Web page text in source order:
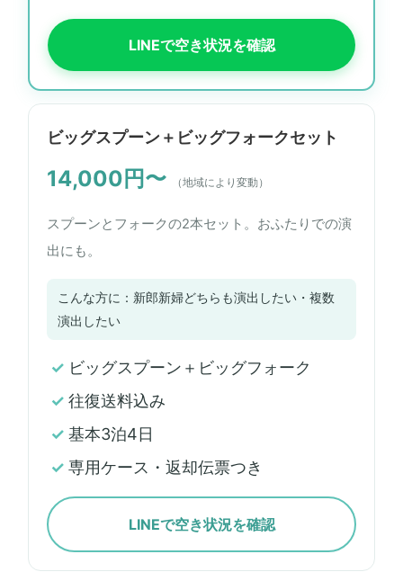
LINEで空き状況を確認
ビッグスプーン＋ビッグフォークセット
14,000円〜 （地域により変動）
スプーンとフォークの2本セット。おふたりでの演
出にも。
こんな方に：新郎新婦どちらも演出したい・複数
演出したい
ビッグスプーン＋ビッグフォーク
往復送料込み
基本3泊4日
専用ケース・返却伝票つき
LINEで空き状況を確認